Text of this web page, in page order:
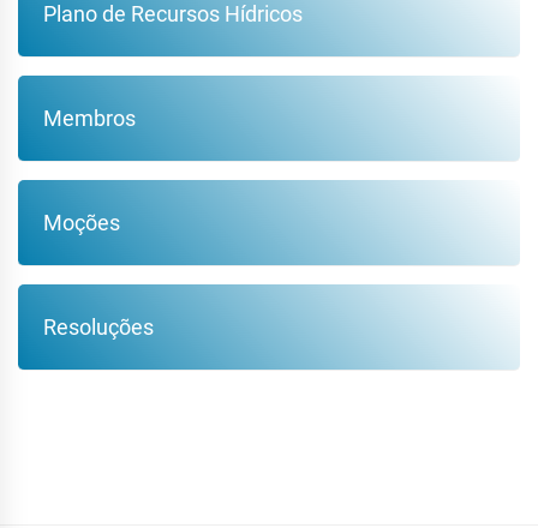
Plano de Recursos Hídricos
Membros
Moções
Resoluções